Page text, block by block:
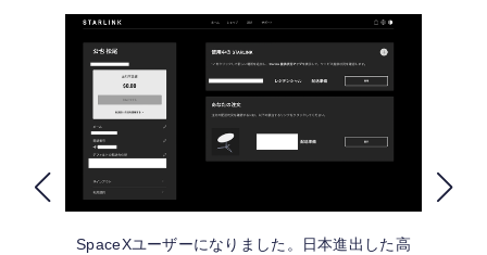
カルチャー
公式ストア
FOLLOW US
SpaceXユーザーになりました。日本進出した高